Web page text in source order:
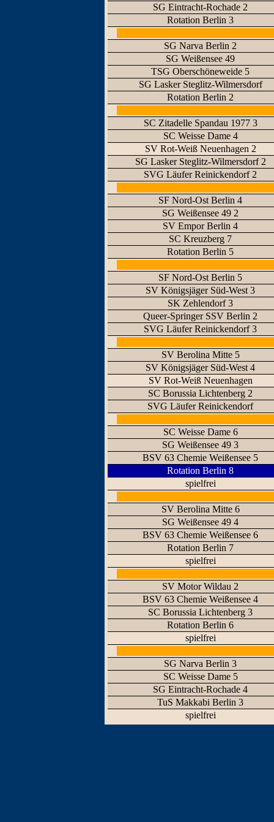
SG Eintracht-Rochade 2
Rotation Berlin 3
SG Narva Berlin 2
SG Weißensee 49
TSG Oberschöneweide 5
SG Lasker Steglitz-Wilmersdorf
Rotation Berlin 2
SC Zitadelle Spandau 1977 3
SC Weisse Dame 4
SV Rot-Weiß Neuenhagen 2
SG Lasker Steglitz-Wilmersdorf 2
SVG Läufer Reinickendorf 2
SF Nord-Ost Berlin 4
SG Weißensee 49 2
SV Empor Berlin 4
SC Kreuzberg 7
Rotation Berlin 5
SF Nord-Ost Berlin 5
SV Königsjäger Süd-West 3
SK Zehlendorf 3
Queer-Springer SSV Berlin 2
SVG Läufer Reinickendorf 3
SV Berolina Mitte 5
SV Königsjäger Süd-West 4
SV Rot-Weiß Neuenhagen
SC Borussia Lichtenberg 2
SVG Läufer Reinickendorf
SC Weisse Dame 6
SG Weißensee 49 3
BSV 63 Chemie Weißensee 5
Rotation Berlin 8
spielfrei
SV Berolina Mitte 6
SG Weißensee 49 4
BSV 63 Chemie Weißensee 6
Rotation Berlin 7
spielfrei
SV Motor Wildau 2
BSV 63 Chemie Weißensee 4
SC Borussia Lichtenberg 3
Rotation Berlin 6
spielfrei
SG Narva Berlin 3
SC Weisse Dame 5
SG Eintracht-Rochade 4
TuS Makkabi Berlin 3
spielfrei